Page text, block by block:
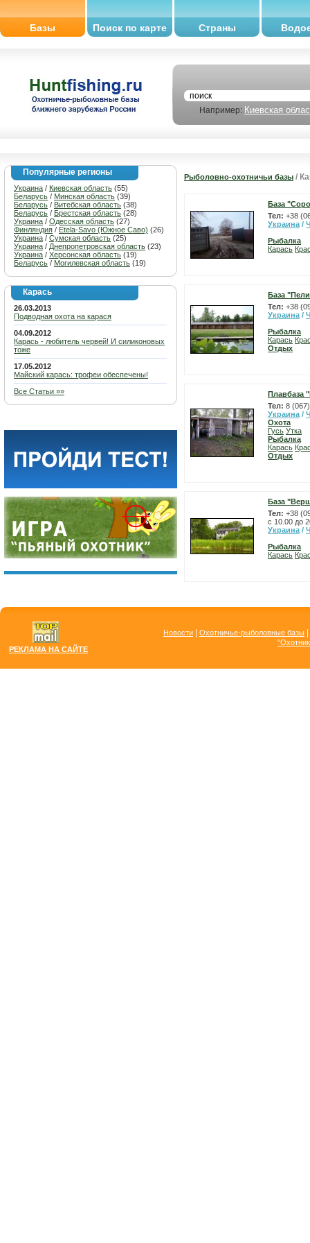
Базы Поиск по карте Страны
Например: Киевская
Популярные регионы
Украина / Киевская область (55)
Беларусь / Минская область (39)
Беларусь / Витебская область (38)
Беларусь / Брестская область (28)
Украина / Одесская область (27)
Финляндия / Etela-Savo (Южное Саво) (26)
Украина / Сумская область (25)
Украина / Днепропетровская область (23)
Украина / Херсонская область (19)
Беларусь / Могилевская область (19)
Карась
26.03.2013
Подводная охота на карася
04.09.2012
Карась - любитель червей! И силиконовых
тоже
17.05.2012
Майский карась: трофеи обеспечены!
Все Статьи »»
Рыболовно-охотничьи базы /
База
Тел: +38
Украина /
Рыбалка
Карась
База
Тел: +38
Украина /
Рыбалка
Карась
Отдых
Плавбаза
Тел: 8
Украина /
Охота
Гусь Утка
Рыбалка
Карась
Отдых
База
Тел: +38
с 10.00 до
Украина /
Рыбалка
Карась
РЕКЛАМА НА САЙТЕ
Новости Охотничье-рыболовные базы